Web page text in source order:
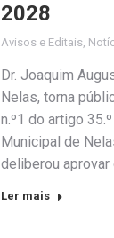
2028
Avisos e Editais,
Dr. Joaquim
Nelas, torna
n.º1 do artigo
Municipal de
deliberou aprovar
Ler mais